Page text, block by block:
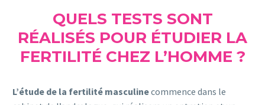
QUELS TESTS SONT
RÉALISÉS POUR ÉTUDIER LA
FERTILITÉ CHEZ L’HOMME ?
L’étude de la fertilité masculinecommence dans le